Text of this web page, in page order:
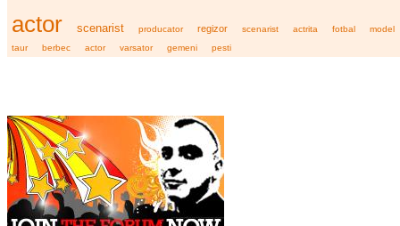
actor scenarist producator regizor scenarist actrita fotbal
model
taur
berbec actor varsator gemeni pesti